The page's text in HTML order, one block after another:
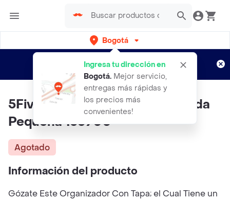
Bogotá
Ingresa tu dirección en
Bogotá. Mejor servicio,
entregas más rápidas y
los precios más
convenientes!
envíos gratis por semanas
Aplican TyC
5Five Caja Cosméticos Cuadrada
Pequeña 155900
Agotado
Información del producto
Gózate Este Organizador Con Tapa; el Cual Tiene un